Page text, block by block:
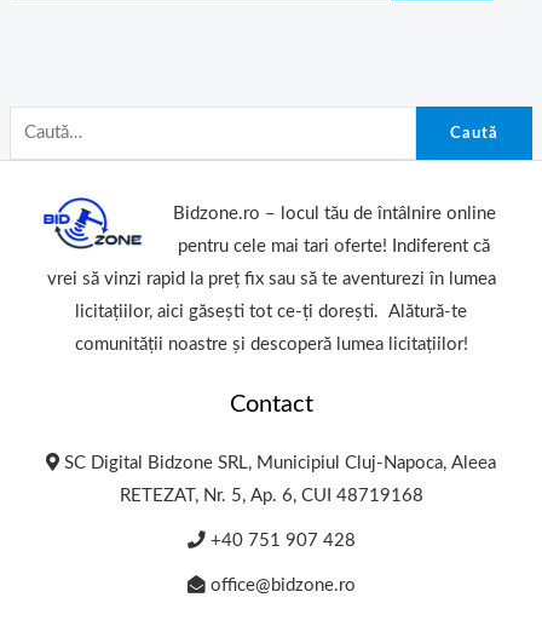
Caută
Bidzone.ro – locul tău de întâlnire online
pentru cele mai tari oferte! Indiferent că
vrei să vinzi rapid la preț fix sau să te aventurezi în lumea
licitațiilor, aici găsești tot ce-ți dorești. Alătură-te
comunității noastre și descoperă lumea licitațiilor!
Contact
SC Digital Bidzone SRL, Municipiul Cluj-Napoca, Aleea
RETEZAT, Nr. 5, Ap. 6, CUI 48719168
+40 751 907 428
office@bidzone.ro